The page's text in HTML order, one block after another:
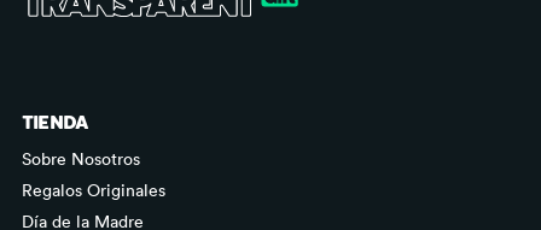
TIENDA
Sobre Nosotros
Regalos Originales
Día de la Madre